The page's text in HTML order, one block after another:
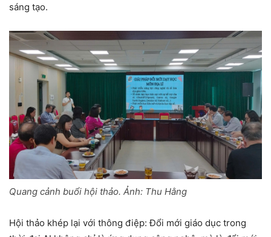
sáng tạo.
Quang cảnh buổi hội thảo. Ảnh: Thu Hằng
Hội thảo khép lại với thông điệp: Đổi mới giáo dục trong